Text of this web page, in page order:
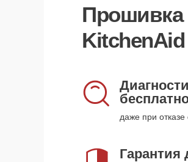
Прошивка
даже при отказе
Гарантия